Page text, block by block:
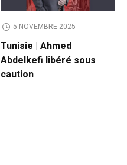
5 NOVEMBRE 2025
Tunisie | Ahmed
Abdelkefi libéré sous
caution